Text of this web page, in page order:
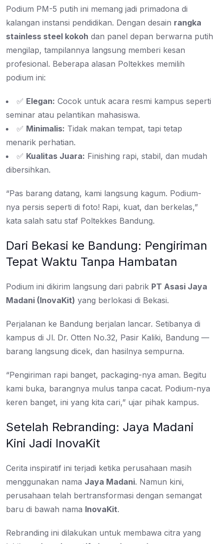
Podium PM-5 putih ini memang jadi primadona di
kalangan instansi pendidikan. Dengan desain rangka
stainless steel kokoh dan panel depan berwarna putih
mengilap, tampilannya langsung memberi kesan
profesional. Beberapa alasan Poltekkes memilih
podium ini:
✅ Elegan: Cocok untuk acara resmi kampus seperti
seminar atau pelantikan mahasiswa.
✅ Minimalis: Tidak makan tempat, tapi tetap
menarik perhatian.
✅ Kualitas Juara: Finishing rapi, stabil, dan mudah
dibersihkan.
“Pas barang datang, kami langsung kagum. Podium-
nya persis seperti di foto! Rapi, kuat, dan berkelas,”
kata salah satu staf Poltekkes Bandung.
Dari Bekasi ke Bandung: Pengiriman
Tepat Waktu Tanpa Hambatan
Podium ini dikirim langsung dari pabrik PT Asasi Jaya
Madani (InovaKit) yang berlokasi di Bekasi.
Perjalanan ke Bandung berjalan lancar. Setibanya di
kampus di Jl. Dr. Otten No.32, Pasir Kaliki, Bandung —
barang langsung dicek, dan hasilnya sempurna.
“Pengiriman rapi banget, packaging-nya aman. Begitu
kami buka, barangnya mulus tanpa cacat. Podium-nya
keren banget, ini yang kita cari,” ujar pihak kampus.
Setelah Rebranding: Jaya Madani
Kini Jadi InovaKit
Cerita inspiratif ini terjadi ketika perusahaan masih
menggunakan nama Jaya Madani. Namun kini,
perusahaan telah bertransformasi dengan semangat
baru di bawah nama InovaKit.
Rebranding ini dilakukan untuk membawa citra yang